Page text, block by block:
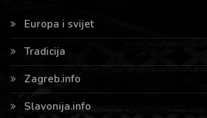
Europa i svijet
Tradicija
Zagreb.info
Slavonija.info